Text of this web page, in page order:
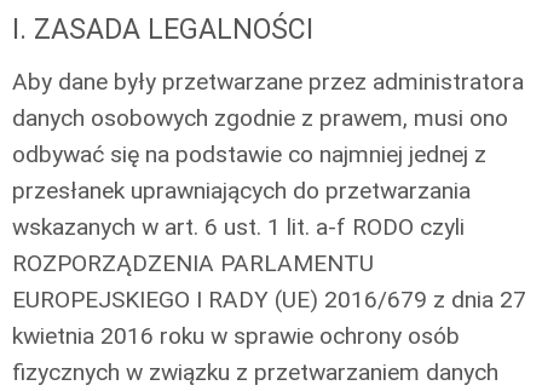
I. ZASADA LEGALNOŚCI
Aby dane były przetwarzane przez administratora
danych osobowych zgodnie z prawem, musi ono
odbywać się na podstawie co najmniej jednej z
przesłanek uprawniających do przetwarzania
wskazanych w art. 6 ust. 1 lit. a-f RODO czyli
ROZPORZĄDZENIA PARLAMENTU
EUROPEJSKIEGO I RADY (UE) 2016/679 z dnia 27
kwietnia 2016 roku w sprawie ochrony osób
fizycznych w związku z przetwarzaniem danych